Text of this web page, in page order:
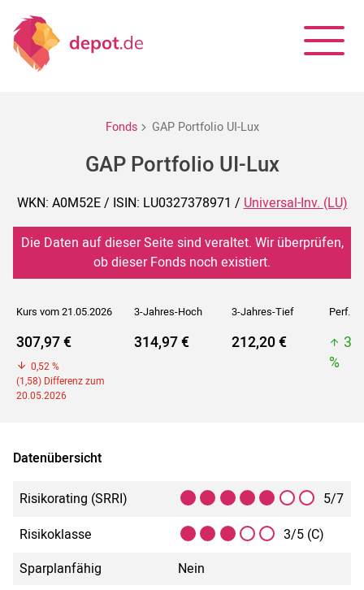
Fonds GAP Portfolio UI-Lux
GAP Portfolio UI-Lux
WKN: A0M52E / ISIN: LU0327378971 /Universal-Inv. (LU)
Die Daten auf dieser Seite sind veraltet. Wir überprüfen,
ob dieser Fonds noch existiert.
Kurs vom 21.05.2026 3-Jahres-Hoch 3-Jahres-Tief Perf. 5J
307,97 €
0,52 %
(1,58) Differenz zum
20.05.2026
314,97 € 212,20 €
%
Datenübersicht
Risikorating (SRRI)
5/7
Risikoklasse
3/5 (C)
Sparplanfähig
Nein